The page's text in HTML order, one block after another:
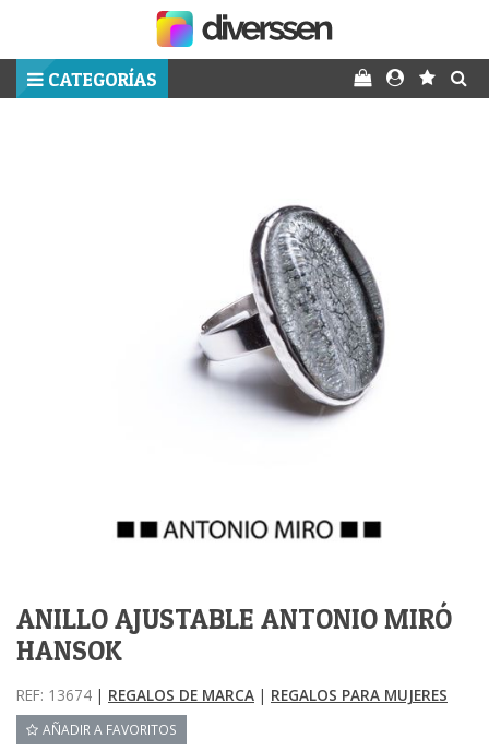
CATEGORÍAS
ANILLO AJUSTABLE ANTONIO MIRÓ
HANSOK
REF: 13674 | REGALOS DE MARCA | REGALOS PARA MUJERES
AÑADIR A FAVORITOS